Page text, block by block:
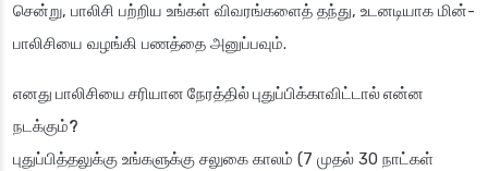
சென்று, பாலிசி பற்றிய உங்கள் விவரங்களைத் தந்து, உடனடியாக மின்-
பாலிசியை வழங்கி பணத்தை அனுப்பவும்.
எனது பாலிசியை சரியான நேரத்தில் புதுப்பிக்காவிட்டால் என்ன
நடக்கும்?
புதுப்பித்தலுக்கு உங்களுக்கு சலுகை காலம் (7 முதல் 30 நாட்கள்